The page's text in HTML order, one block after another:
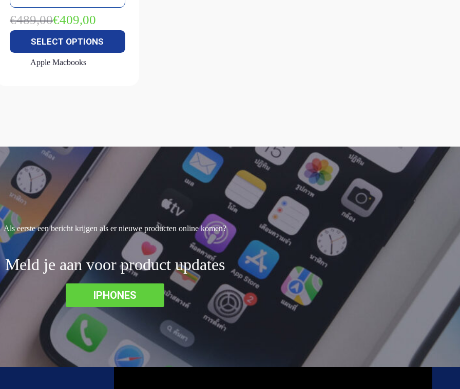
€489,00Oorspronkelijke
prijs
was:
€489,00.
€409,00
Huidige
prijs
is:
€409,00.
SELECT OPTIONS
Apple Macbooks
Als eerste een bericht krijgen als er nieuwe producten online komen?
Meld je aan voor product updates
IPHONES